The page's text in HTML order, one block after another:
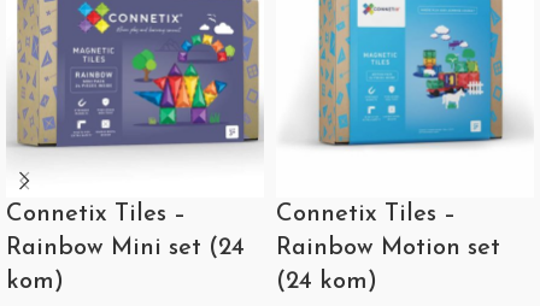
Connetix Tiles –
Rainbow Mini set (24
kom)
Connetix Tiles –
Rainbow Motion set
(24 kom)